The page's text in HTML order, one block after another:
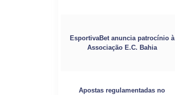
EsportivaBet anuncia patrocínio à
Associação E.C. Bahia
Apostas regulamentadas no